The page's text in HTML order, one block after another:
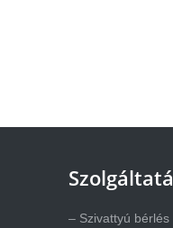
– Szivattyú bérlés